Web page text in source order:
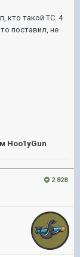
кто такой ТС. 4
поставил, не
Hoo1yGun
2 828